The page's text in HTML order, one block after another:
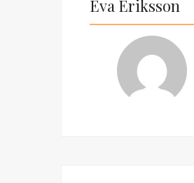
Eva Eriksson